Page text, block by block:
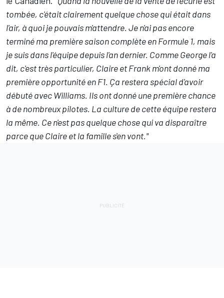
tombée, c'était clairement quelque chose qui était dans
l'air, à quoi je pouvais m'attendre. Je n'ai pas encore
terminé ma première saison complète en Formule 1, mais
je suis dans l'équipe depuis l'an dernier. Comme George l'a
dit, c'est très particulier, Claire et Frank m'ont donné ma
première opportunité en F1. Ça restera spécial d'avoir
débuté avec Williams. Ils ont donné une première chance
à de nombreux pilotes. La culture de cette équipe restera
la même. Ce n'est pas quelque chose qui va disparaître
parce que Claire et la famille s'en vont."